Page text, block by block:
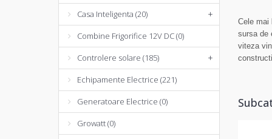
Casa Inteligenta (20)
+
Combine Frigorifice 12V DC (0)
Controlere solare (185)
+
Echipamente Electrice (221)
Generatoare Electrice (0)
Growatt (0)
Cele mai
sursa de
viteza